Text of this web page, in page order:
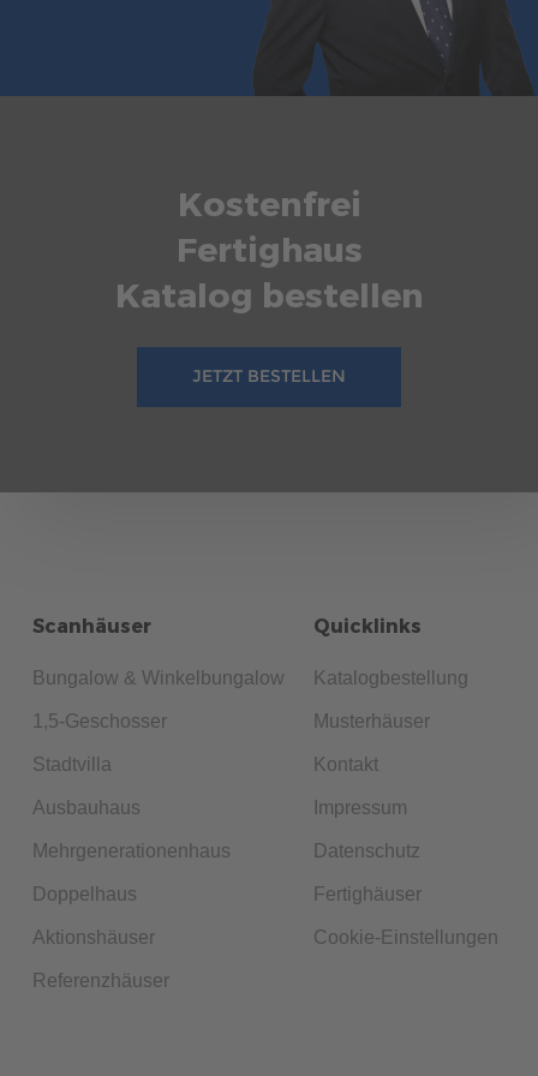
mehr erfahren
NACHHALTIG BAUEN: DAS SIND DIE VORTEILE VON
Dieser traditionelle Baustoff hat noch viele weitere Vorteile
mehr erfahren
Kostenfrei
Fertighaus
Katalog bestellen
JETZT BESTELLEN
Scanhäuser
Bungalow & Winkelbungalow
1,5-Geschosser
Stadtvilla
Ausbauhaus
Mehrgenerationenhaus
Doppelhaus
Aktionshäuser
Referenzhäuser
Quicklinks
Katalogbestellung
Musterhäuser
Kontakt
Impressum
Datenschutz
Fertighäuser
Cookie-Einstellungen